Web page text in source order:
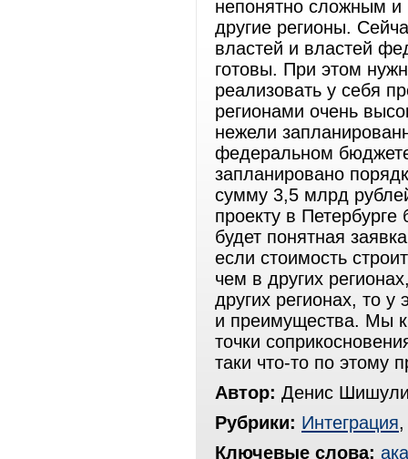
непонятно сложным и
другие регионы.
властей и властей
готовы. При этом
реализовать у себя
регионами очень
нежели
федеральном
запланировано
сумму 3,5 млрд
проекту в Петербурге
будет понятная
если стоимость
чем в других
других регионах, то
и преимущества. Мы
точки
таки что-то по этому
Автор: Денис
Рубрики: Интеграция
Ключевые слова: